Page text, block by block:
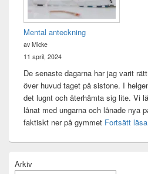
Mental anteckning
av Micke
11 april, 2024
De senaste dagarna har jag varit
över huvud taget på sistone. I
det lugnt och återhämta sig lite. Vi
lånat med ungarna och lånade nya
faktiskt ner på gymmet Fortsätt läsa
Arkiv